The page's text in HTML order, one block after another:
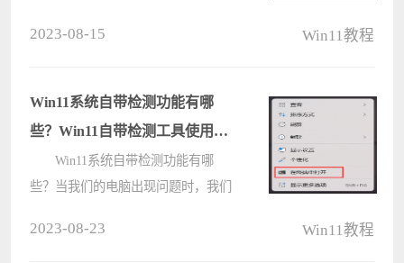
下面就来看看小编带来的解决????
2023-08-15 Win11教程
Win11系统自带检测功能有哪
些？Win11自带检测工具使用方
Win11系统自带检测功能有哪
些？当我们的电脑出现问题时，我们
2023-08-23 Win11教程